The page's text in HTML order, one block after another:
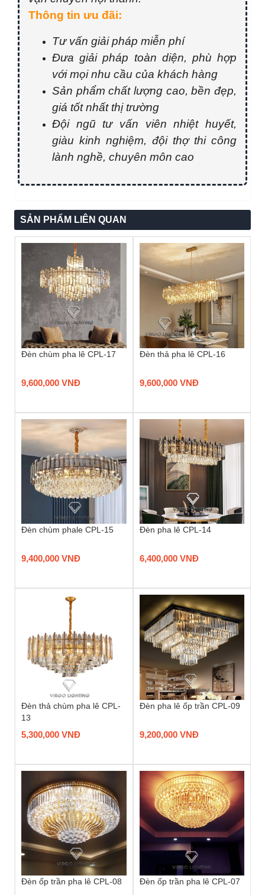
Thông tin ưu đãi:
Tư vấn giải pháp miễn phí
Đưa giải pháp toàn diện, phù hợp
với mọi nhu cầu của khách hàng
Sản phẩm chất lượng cao, bền đẹp,
giá tốt nhất thị trường
Đội ngũ tư vấn viên nhiệt huyết,
giàu kinh nghiệm, đội thợ thi công
lành nghề, chuyên môn cao
SẢN PHẨM LIÊN QUAN
Đèn chùm pha lê CPL-17
9,600,000 VNĐ
Đèn thả pha lê CPL-16
9,600,000 VNĐ
Đèn chùm phale CPL-15
9,400,000 VNĐ
Đèn pha lê CPL-14
6,400,000 VNĐ
Đèn thả chùm pha lê CPL-
13
5,300,000 VNĐ
Đèn pha lê ốp trần CPL-09
9,200,000 VNĐ
Đèn ốp trần pha lê CPL-08 Đèn ốp trần pha lê CPL-07